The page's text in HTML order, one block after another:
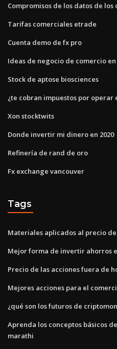
Compromisos de los datos de
Tarifas comerciales etrade
Cuenta demo de fx pro
Ideas de negocio de comercio
Stock de aptose biosciences
¿te cobran impuestos por operar
Xon stocktwits
Donde invertir mi dinero en 2020
Refinería de rand de oro
Fx exchange vancouver
Tags
Materiales aplicados al precio
Mejor forma de invertir ahorros
Precio de las acciones fuera de
Mejores acciones para el
¿qué son los futuros de
Aprenda los conceptos básicos
marathi